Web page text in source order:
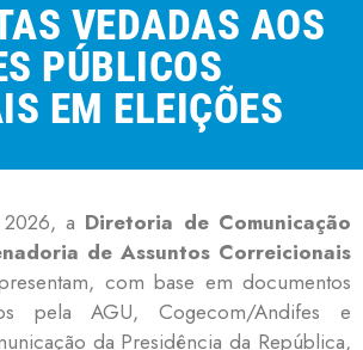
VEDADAS AOS
PÚBLICOS
EM ELEIÇÕES
a Diretoria de Comunicação
de Assuntos Correicionais
com base em documentos
pela AGU, Cogecom/Andifes e
da Presidência da República,